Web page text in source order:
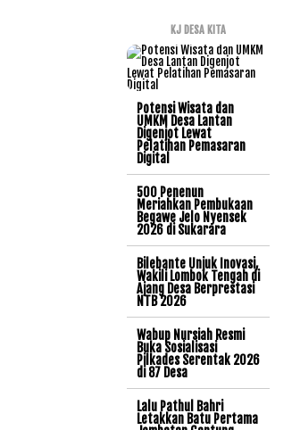
KJ DESA KITA
Potensi Wisata dan
UMKM Desa Lantan
Digenjot Lewat
Pelatihan Pemasaran
Digital
500 Penenun
Meriahkan Pembukaan
Begawe Jelo Nyensek
2026 di Sukarara
Bilebante Unjuk Inovasi,
Wakili Lombok Tengah di
Ajang Desa Berprestasi
NTB 2026
Wabup Nursiah Resmi
Buka Sosialisasi
Pilkades Serentak 2026
di 87 Desa
Lalu Pathul Bahri
Letakkan Batu Pertama